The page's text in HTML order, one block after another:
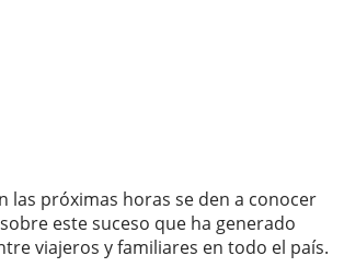
las próximas horas se den a conocer
este suceso que ha generado
viajeros y familiares en todo el país.